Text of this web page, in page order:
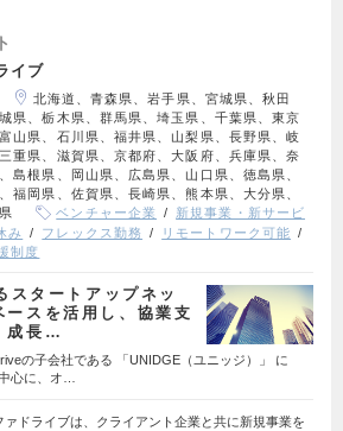
イブ
北海道、青森県、岩手県、宮城県、秋田
県、栃木県、群馬県、埼玉県、千葉県、東京
山県、石川県、福井県、山梨県、長野県、岐
重県、滋賀県、京都府、大阪府、兵庫県、奈
島根県、岡山県、広島県、山口県、徳島県、
福岡県、佐賀県、長崎県、熊本県、大分県、
ベンチャー企業
新規事業・新サービ
み フレックス勤務
リモートワーク可能
制度
タートアップネッ
ースを活用し、協業支
成長…
の子会社である 「UNIDGE（ユニッジ）」 に
心に、オ…
ァドライブは、クライアント企業と共に新規事業を